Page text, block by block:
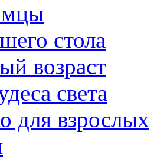
стола
возраст
света
для взрослых